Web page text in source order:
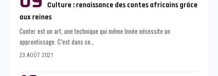
Culture : renaissance des contes africains grâce
aux reines
Conter est un art, une technique qui même înnée nécessite un
apprentissage. C’est dans ce…
23 AOÛT 2021